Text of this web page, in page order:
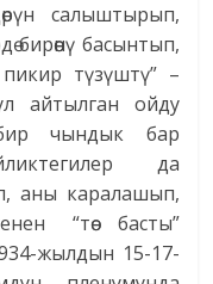
салыштырып,
бирөөнү басынтып,
пикир түзүштү” –
айтылган ойду
бир чындык бар
да
аны каралашып,
“төө басты”
жылдын 15-17-